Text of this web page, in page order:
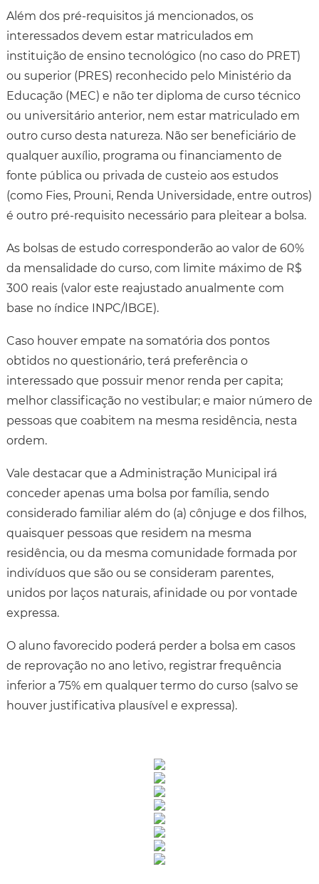
Além dos pré-requisitos já mencionados, os
interessados devem estar matriculados em
instituição de ensino tecnológico (no caso do PRET)
ou superior (PRES) reconhecido pelo Ministério da
Educação (MEC) e não ter diploma de curso técnico
ou universitário anterior, nem estar matriculado em
outro curso desta natureza. Não ser beneficiário de
qualquer auxílio, programa ou financiamento de
fonte pública ou privada de custeio aos estudos
(como Fies, Prouni, Renda Universidade, entre outros)
é outro pré-requisito necessário para pleitear a bolsa.
As bolsas de estudo corresponderão ao valor de 60%
da mensalidade do curso, com limite máximo de R$
300 reais (valor este reajustado anualmente com
base no índice INPC/IBGE).
Caso houver empate na somatória dos pontos
obtidos no questionário, terá preferência o
interessado que possuir menor renda per capita;
melhor classificação no vestibular; e maior número de
pessoas que coabitem na mesma residência, nesta
ordem.
Vale destacar que a Administração Municipal irá
conceder apenas uma bolsa por família, sendo
considerado familiar além do (a) cônjuge e dos filhos,
quaisquer pessoas que residem na mesma
residência, ou da mesma comunidade formada por
indivíduos que são ou se consideram parentes,
unidos por laços naturais, afinidade ou por vontade
expressa.
O aluno favorecido poderá perder a bolsa em casos
de reprovação no ano letivo, registrar frequência
inferior a 75% em qualquer termo do curso (salvo se
houver justificativa plausível e expressa).